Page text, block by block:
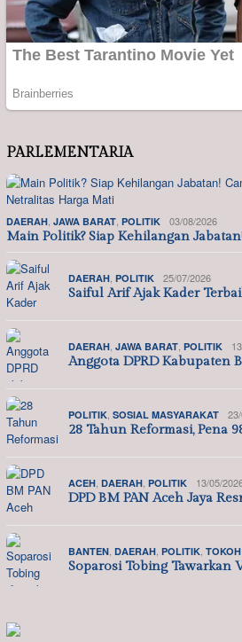
PARLEMENTARIA
DAERAH, JAWA BARAT, POLITIK 03/08/2026
Main Politik? Siap Kehilangan
DAERAH, POLITIK 25/07/2026
Saiful Arif Ajak Kader
DAERAH, JAWA BARAT, POLITIK
Anggota DPRD Kabupaten
POLITIK, SOSIAL MASYARAKAT
28 Tahun Reformasi, Pena
ACEH, DAERAH, POLITIK 13/05/
DPD BM PAN Aceh Jaya
BANTEN, DAERAH, POLITIK,
Soparosi Tobing Tawarkan